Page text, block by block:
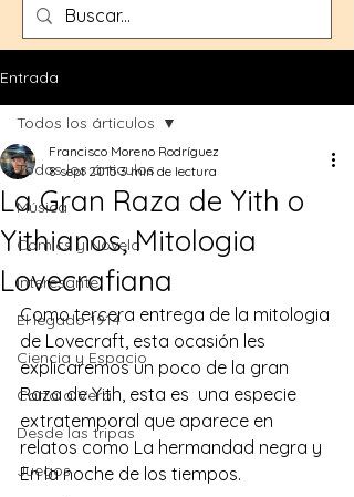
Entrada
Todos los árticulos
Música
Comics y Novela
Interesante
El legado 1914
Ciencia y Espacio
Carta a Vera
Desde las tripas
Juegos
Todos los árticulos
La Gran Raza de Yith o
Yithianos, Mitologia
Lovecrafiana
Francisco Moreno Rodríguez
8 sept 2015 3 min de lectura
Como tercera entrega de la mitologia
de Lovecraft, esta ocasión les
explicaremos un poco de la gran
Raza de Yith, esta es  una especie
extratemporal que aparece en
relatos como La hermandad negra y
En la noche de los tiempos.